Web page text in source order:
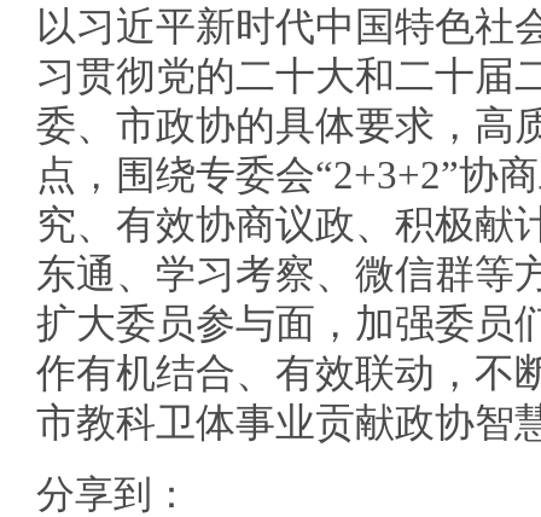
以习近平新时代中国特色社
习贯彻党的二十大和二十届
委、市政协的具体要求，高
点，围绕专委会“2+3+2”协
究、有效协商议政、积极献
东通、学习考察、微信群等
扩大委员参与面，加强委员
作有机结合、有效联动，不
市教科卫体事业贡献政协智
分享到：